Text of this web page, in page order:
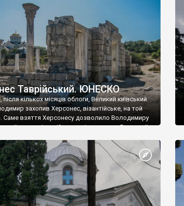
доби. Раритети викрадені з фондів об’єкту
спадщини ЮНЕСКО «Херсонеса Таврійського».
на виставку «Золото Візантії», але експерти та
вважають це лише […]
Таврійський. ЮНЕСКО
після кількох місяців облоги, Великий київський
захопив Херсонес, візантійське, на той
Саме взяття Херсонесу дозволило Володимиру
свої умови візантійському імператору Василю ІІ,
Володимир-язичник, став Василем-
А потім було Хрещення Русі. На честь
Таврійського названо місто […]